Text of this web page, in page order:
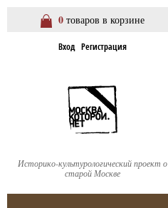
0 товаров в корзине
Вход Регистрация
Историко-культурологический проект о
старой Москве